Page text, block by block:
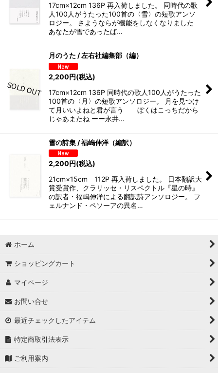
17cm×12cm 136P 再入荷しました。 同時代の歌
人100人がうたった100首の〈雪〉の短歌アンソ
ロジー。 さようならが機能をしなくなりました
あなたが雪であったば…
月のうた / 左右社編集部（編）
2,200円(税込)
17cm×12cm 136P 同時代の歌人100人がうたった
100首の〈月〉の短歌アンソロジー。 月を見つけ
て月いいよねと君が言う ぼくはこっちだから
じゃあまたね ーー永井…
雪の詩集 ​/ 福嶋伸洋（編訳）
2,200円(税込)
21cm×15cm 112P 再入荷しました。 日本翻訳大
賞受賞作、クラリッセ・リスペクトル『星の時』
の訳者・福嶋伸洋による翻訳詩アンソロジー。 フ
ェルナンド・ペソーアの異名…
ホーム
ショッピングカート
マイページ
お問い合せ
最近チェックしたアイテム
特定商取引法表示
ご利用案内